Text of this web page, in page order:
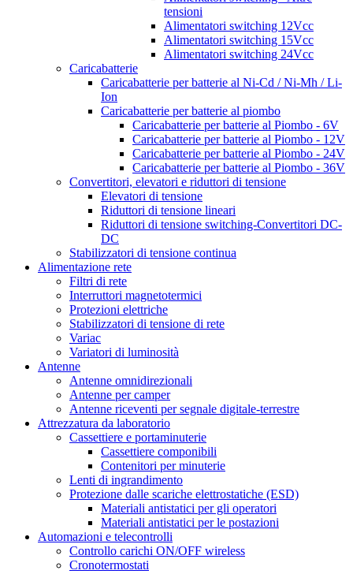
tensioni
Alimentatori switching 12Vcc
Alimentatori switching 15Vcc
Alimentatori switching 24Vcc
Caricabatterie
Caricabatterie per batterie al Ni-Cd / Ni-Mh / Li-
Ion
Caricabatterie per batterie al piombo
Caricabatterie per batterie al Piombo - 6V
Caricabatterie per batterie al Piombo - 12V
Caricabatterie per batterie al Piombo - 24V
Caricabatterie per batterie al Piombo - 36V
Convertitori, elevatori e riduttori di tensione
Elevatori di tensione
Riduttori di tensione lineari
Riduttori di tensione switching-Convertitori DC-
DC
Stabilizzatori di tensione continua
Alimentazione rete
Filtri di rete
Interruttori magnetotermici
Protezioni elettriche
Stabilizzatori di tensione di rete
Variac
Variatori di luminosità
Antenne
Antenne omnidirezionali
Antenne per camper
Antenne riceventi per segnale digitale-terrestre
Attrezzatura da laboratorio
Cassettiere e portaminuterie
Cassettiere componibili
Contenitori per minuterie
Lenti di ingrandimento
Protezione dalle scariche elettrostatiche (ESD)
Materiali antistatici per gli operatori
Materiali antistatici per le postazioni
Automazioni e telecontrolli
Controllo carichi ON/OFF wireless
Cronotermostati